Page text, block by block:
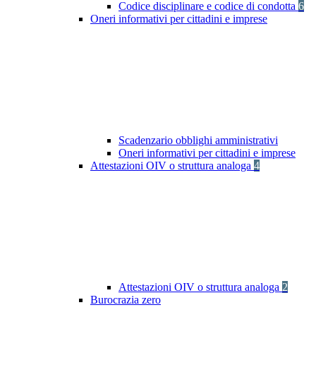
Codice disciplinare e codice di condotta 6
Oneri informativi per cittadini e imprese
Scadenzario obblighi amministrativi
Oneri informativi per cittadini e imprese
Attestazioni OIV o struttura analoga 4
Attestazioni OIV o struttura analoga 2
Burocrazia zero